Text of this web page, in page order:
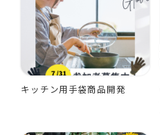
キッチン用手袋商品開発